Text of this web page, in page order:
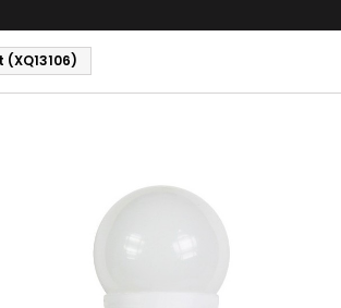
(XQ13106)